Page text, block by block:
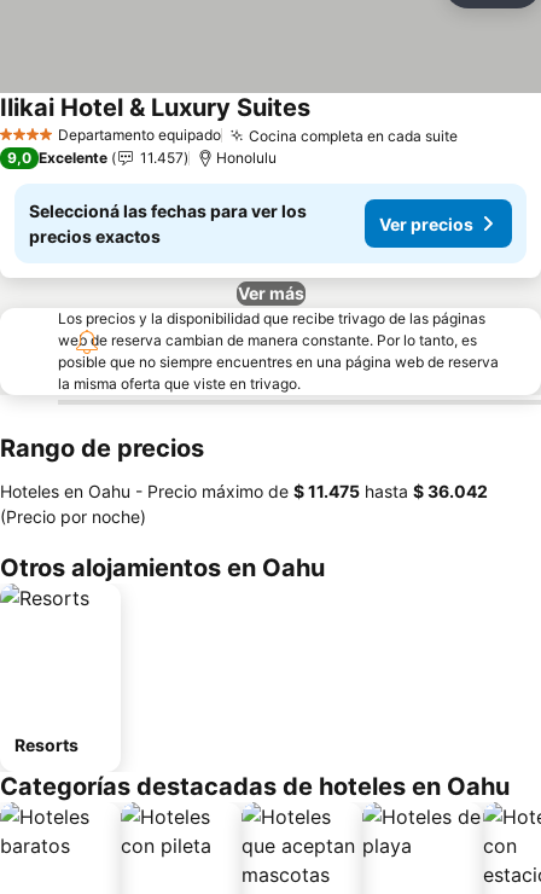
4 EstrellasDepartamento equipado Cocina completa en cada suiteVer
Ilikai Hotel & Luxury SuitesVer precios
9,0 Excelente 11.457 Honolulu
Seleccioná las fechas para ver los
precios exactos
Ver precios
Ver más
Los precios y la disponibilidad que recibe trivago de las páginas
web de reserva cambian de manera constante. Por lo tanto, es
posible que no siempre encuentres en una página web de reserva
la misma oferta que viste en trivago.
Rango de precios
Hoteles en Oahu - Precio máximo de ‎$ 11.475 hasta ‎$ 36.042
(Precio por noche)
Otros alojamientos en Oahu
Resorts
Categorías destacadas de hoteles en Oahu